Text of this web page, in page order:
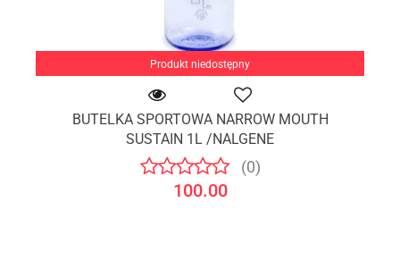
Produkt niedostępny
BUTELKA SPORTOWA NARROW MOUTH
SUSTAIN 1L /NALGENE
(0)
100.00